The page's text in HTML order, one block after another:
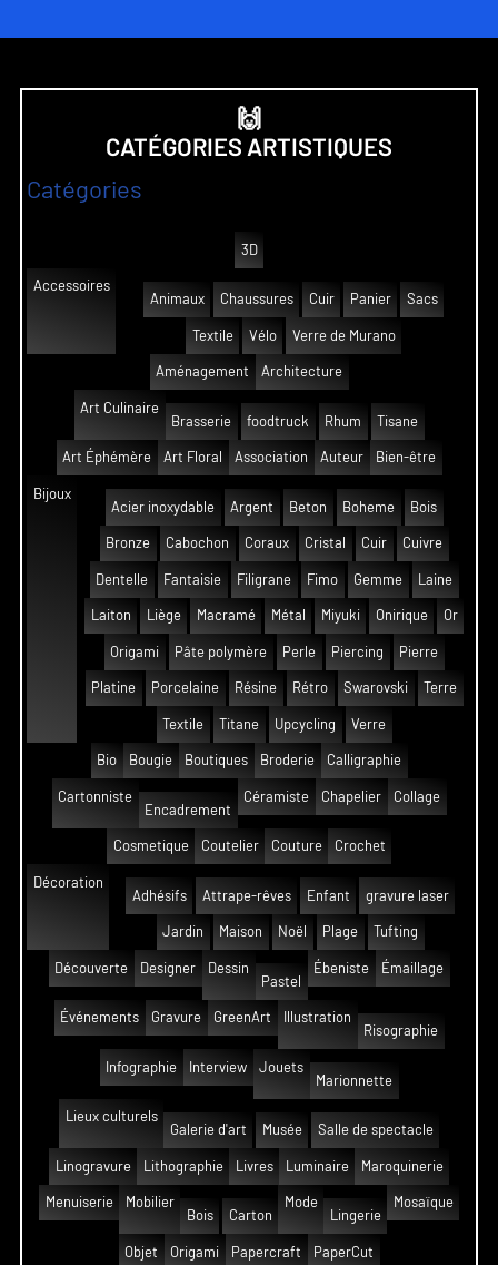
🙌
CATÉGORIES ARTISTIQUES
Catégories
3D
Accessoires
Animaux
Chaussures Cuir Panier Sacs
Textile Vélo Verre de Murano
Aménagement Architecture
Art Culinaire
Brasserie
foodtruck Rhum Tisane
Art Éphémère Art Floral Association Auteur Bien-être
Bijoux
Acier inoxydable
Argent Beton Boheme Bois
Bronze Cabochon Coraux Cristal Cuir Cuivre
Dentelle Fantaisie Filigrane Fimo Gemme Laine
Laiton Liège Macramé Métal Miyuki Onirique Or
Origami Pâte polymère Perle Piercing Pierre
Platine Porcelaine Résine Rétro Swarovski Terre
Textile Titane Upcycling Verre
Bio Bougie Boutiques Broderie Calligraphie
Cartonniste
Encadrement
Céramiste Chapelier Collage
Cosmetique Coutelier Couture Crochet
Décoration
Adhésifs
Attrape-rêves Enfant gravure laser
Jardin Maison Noël Plage Tufting
Découverte Designer
Dessin
Pastel
Ébeniste Émaillage
Événements Gravure GreenArt
Illustration
Risographie
Infographie Interview
Jouets
Marionnette
Lieux culturels
Galerie d'art
Musée Salle de spectacle
Linogravure Lithographie Livres Luminaire Maroquinerie
Menuiserie
Mobilier
Bois
Carton
Mode
Lingerie
Mosaïque
Objet Origami Papercraft PaperCut